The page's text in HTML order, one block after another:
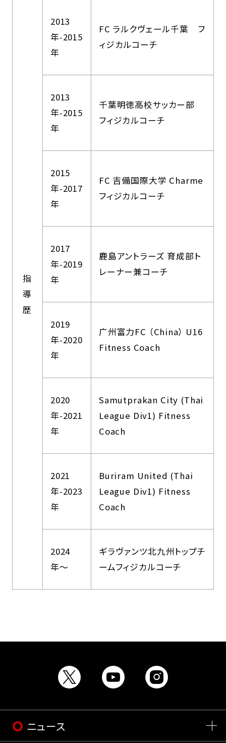
指
導
歴
2013
年-2015
年
FC ラルクヴェール千葉 フ
ィジカルコーチ
2013
年-2015
年
千葉明徳高校サッカー部
フィジカルコーチ
2015
年-2017
年
FC 吉備国際大学 Charme
フィジカルコーチ
2017
年-2019
年
鹿島アントラーズ 育成部ト
レーナー兼コーチ
2019
年-2020
年
广州富力FC （China） U16
Fitness Coach
2020
年-2021
年
Samutprakan City (Thai
League Div1) Fitness
Coach
2021
年-2023
年
Buriram United (Thai
League Div1) Fitness
Coach
2024
年〜
ギラヴァンツ北九州トップチ
ームフィジカルコーチ
ニュース